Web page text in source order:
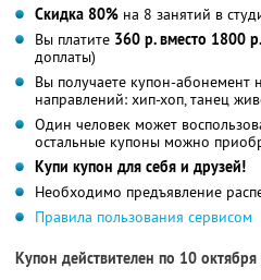
Скидка 80% на 8 занятий в
Вы платите 360 р. вместо 1800 р.
доплаты)
Вы получаете купон-абонемент
направлений: хип-хоп, танец
Один человек может
остальные купоны можно
Купи купон для себя и друзей!
Необходимо предъявление
Правила пользования сервисом
Купон действителен по 10